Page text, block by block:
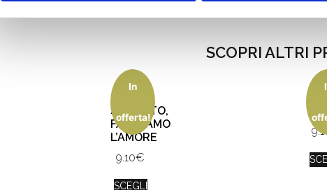
SCOPRI ALTRI
In
offerta!
SOGNATO,
FACEVAMO
L’AMORE
9.10€
SCEGLI